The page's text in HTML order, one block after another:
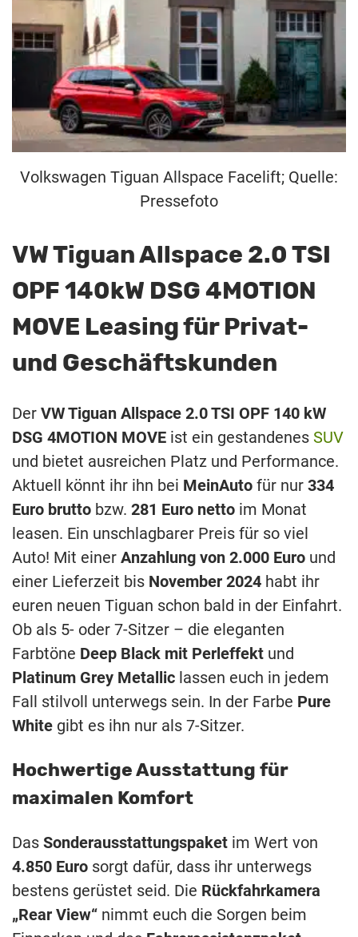
Volkswagen Tiguan Allspace Facelift; Quelle:
Pressefoto
VW Tiguan Allspace 2.0 TSI
OPF 140kW DSG 4MOTION
MOVE Leasing für Privat-
und Geschäftskunden
Der VW Tiguan Allspace 2.0 TSI OPF 140 kW
DSG 4MOTION MOVE ist ein gestandenes SUV
und bietet ausreichen Platz und Performance.
Aktuell könnt ihr ihn bei MeinAuto für nur 334
Euro brutto bzw. 281 Euro netto im Monat
leasen. Ein unschlagbarer Preis für so viel
Auto! Mit einer Anzahlung von 2.000 Euro und
einer Lieferzeit bis November 2024 habt ihr
euren neuen Tiguan schon bald in der Einfahrt.
Ob als 5- oder 7-Sitzer – die eleganten
Farbtöne Deep Black mit Perleffekt und
Platinum Grey Metallic lassen euch in jedem
Fall stilvoll unterwegs sein. In der Farbe Pure
White gibt es ihn nur als 7-Sitzer.
Hochwertige Ausstattung für
maximalen Komfort
Das Sonderausstattungspaket im Wert von
4.850 Euro sorgt dafür, dass ihr unterwegs
bestens gerüstet seid. Die Rückfahrkamera
„Rear View“ nimmt euch die Sorgen beim